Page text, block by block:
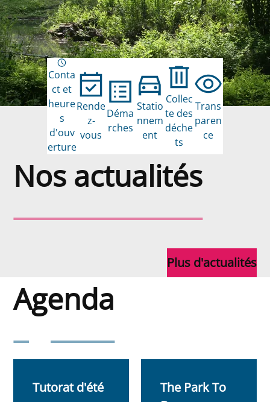
Conta
ct et
heure
s
d'ouv
erture
Rende
z-
vous
Déma
rches
Statio
nnem
ent
Collec
te des
déche
ts
Trans
paren
ce
Nos actualités
Plus d'actualités
Agenda
Agenda
Tutorat d'été
The Park To